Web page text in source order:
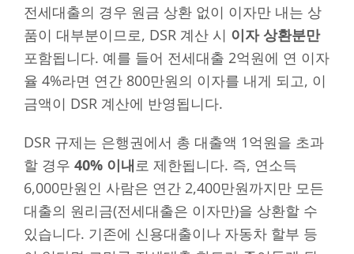
전세대출의 경우 원금 상환 없이 이자만 내는 상
품이 대부분이므로, DSR 계산 시 이자 상환분만
포함됩니다. 예를 들어 전세대출 2억원에 연 이자
율 4%라면 연간 800만원의 이자를 내게 되고, 이
금액이 DSR 계산에 반영됩니다.
DSR 규제는 은행권에서 총 대출액 1억원을 초과
할 경우 40% 이내 로 제한됩니다. 즉, 연소득
6,000만원인 사람은 연간 2,400만원까지만 모든
대출의 원리금(전세대출은 이자만)을 상환할 수
있습니다. 기존에 신용대출이나 자동차 할부 등